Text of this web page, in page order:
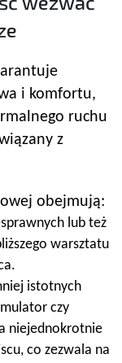
i komfortu,
ruchu
z
obejmują:
lub też
warsztatu
istotnych
czy
niejednokrotnie
co zezwala na